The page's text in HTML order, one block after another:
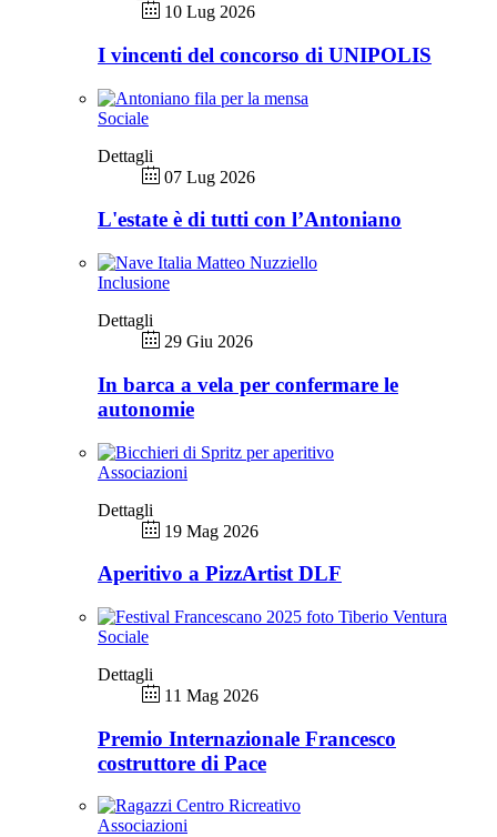
10 Lug 2026
I vincenti del concorso di UNIPOLIS
Sociale
Dettagli
07 Lug 2026
L'estate è di tutti con l’Antoniano
Inclusione
Dettagli
29 Giu 2026
In barca a vela per confermare le
autonomie
Associazioni
Dettagli
19 Mag 2026
Aperitivo a PizzArtist DLF
Sociale
Dettagli
11 Mag 2026
Premio Internazionale Francesco
costruttore di Pace
Associazioni